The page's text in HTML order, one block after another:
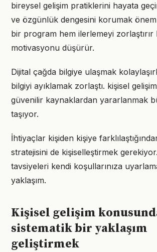
bireysel gelişim pratiklerini hayata
ve özgünlük dengesini korumak önem
bir program hem ilerlemeyi zorlaştırır
motivasyonu düşürür.
Dijital çağda bilgiye ulaşmak
bilgiyi ayıklamak zorlaştı. kişisel
güvenilir kaynaklardan yararlanmak
taşıyor.
İhtiyaçlar kişiden kişiye
stratejisini de kişiselleştirmek
tavsiyeleri kendi koşullarınıza
yaklaşım.
Kişisel gelişim
sistematik bir yaklaşım
geliştirmek